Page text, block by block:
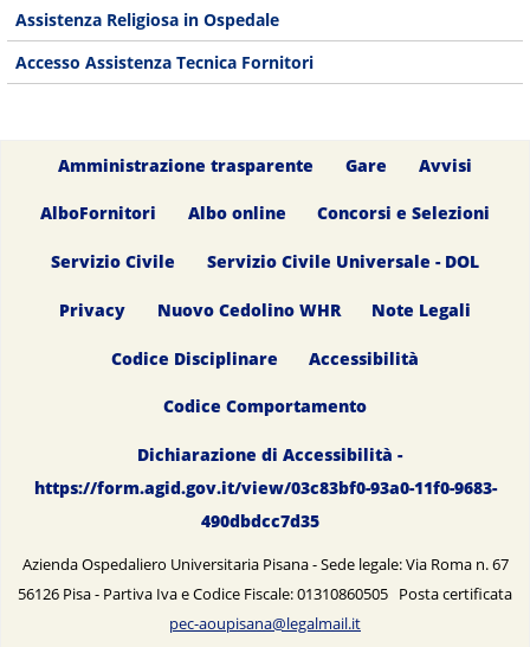
Assistenza Religiosa in Ospedale
Accesso Assistenza Tecnica Fornitori
Amministrazione trasparente Gare Avvisi
AlboFornitori Albo online Concorsi e Selezioni
Servizio Civile Servizio Civile Universale - DOL
Privacy Nuovo Cedolino WHR Note Legali
Codice Disciplinare Accessibilità
Codice Comportamento
Dichiarazione di Accessibilità -
https://form.agid.gov.it/view/03c83bf0-93a0-11f0-9683-
490dbdcc7d35
Azienda Ospedaliero Universitaria Pisana - Sede legale: Via Roma n. 67
56126 Pisa - Partiva Iva e Codice Fiscale: 01310860505 Posta certificata
pec-aoupisana@legalmail.it